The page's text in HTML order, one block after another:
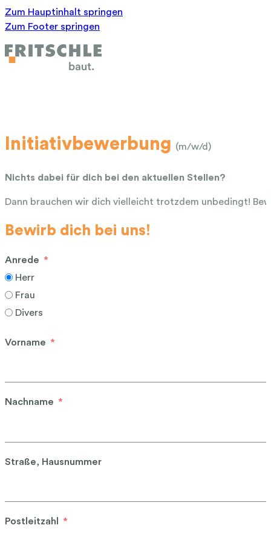
Zum Hauptinhalt springen
Zum Footer springen
Initiativbewerbung (m/w/d)
Nichts dabei für dich bei den aktuellen Stellen?
Dann brauchen wir dich vielleicht trotzdem unbedingt!
Bewirb dich bei uns!
Anrede
Herr
Frau
Divers
Vorname
Nachname
Straße, Hausnummer
Postleitzahl